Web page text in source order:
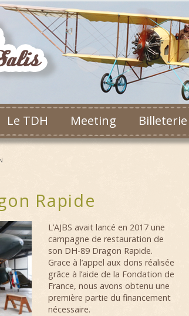
Le TDH Meeting Billeterie
Rapide
L’AJBS avait lancé en 2017 une
campagne de restauration de
son DH-89 Dragon Rapide.
Grace à l’appel aux dons réalisée
grâce à l’aide de la Fondation de
France, nous avons obtenu une
première partie du financement
nécessaire.